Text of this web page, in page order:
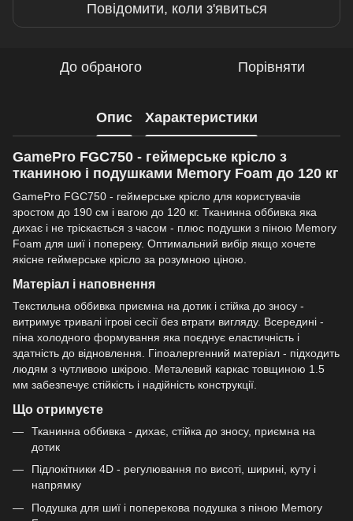
Повідомити, коли з'явиться
До обраного Порівняти
Опис Характеристики
GamePro FGC750 - геймерське крісло з
тканиною і подушками Memory Foam до 120 кг
GamePro FGC750 - геймерське крісло для користувачів
зростом до 190 см і вагою до 120 кг. Тканинна оббивка яка
дихає і не тріскається з часом - плюс подушки з піною Memory
Foam для шиї і попереку. Оптимальний вибір якщо хочете
якісне геймерське крісло за розумною ціною.
Матеріал і наповнення
Текстильна оббивка приємна на дотик і стійка до зносу -
витримує тривалі ігрові сесії без втрати вигляду. Всередині -
піна холодного формування яка поєднує еластичність і
здатність до відновлення. Гіпоалергенний матеріал - підходить
людям з чутливою шкірою. Металевий каркас товщиною 1.5
мм забезпечує стійкість і надійність конструкції.
Що отримуєте
Тканинна оббивка - дихає, стійка до зносу, приємна на
дотик
Підлокітники 4D - регулювання по висоті, ширині, куту і
напрямку
Подушка для шиї і поперекова подушка з піною Memory